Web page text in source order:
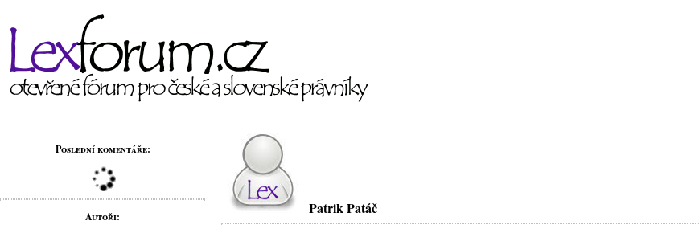
Poslední komentáře:
Autoři:
Patrik Patáč